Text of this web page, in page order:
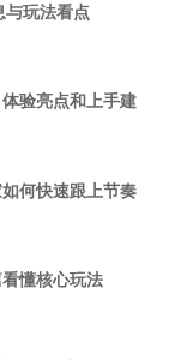
与玩法看点
验亮点和上手建
何快速跟上节奏
看懂核心玩法